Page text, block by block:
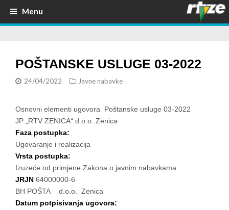
Menu
POŠTANSKE USLUGE 03-2022
24/04/2022 Javne nabavke
Osnovni elementi ugovora Poštanske usluge 03-2022
JP „RTV ZENICA“ d.o.o. Zenica
Faza postupka:
Ugovaranje i realizacija
Vrsta postupka:
Izuzeće od primjene Zakona o javnim nabavkama
JRJN 64000000-6
BH POŠTA d.o.o. Zenica
Datum potpisivanja ugovora: